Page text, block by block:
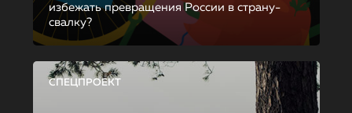
избежать превращения России в страну-
свалку?
СПЕЦПРОЕКТ